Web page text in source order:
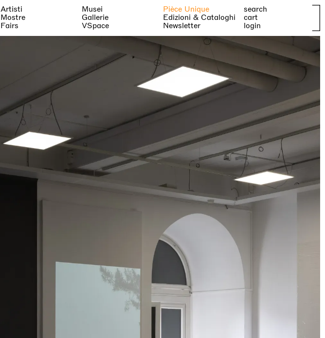
Artisti
Mostre
Fairs
Musei
Gallerie
VSpace
Pièce Unique
Edizioni & Cataloghi
Newsletter
search
cart
login